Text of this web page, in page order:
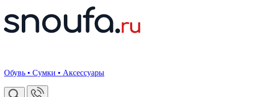
Обувь • Сумки • Аксессуары